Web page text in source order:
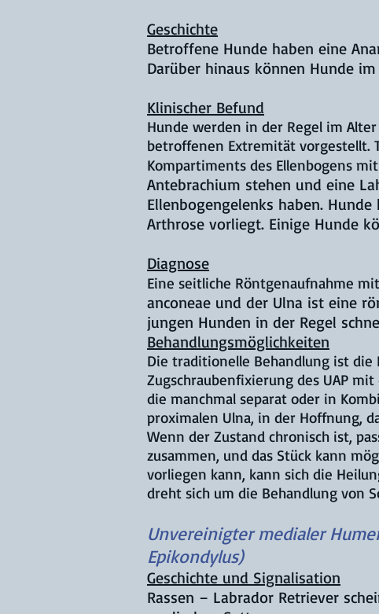
Geschichte
Betroffene Hunde haben eine
Darüber hinaus können Hunde
Klinischer Befund
Hunde werden in der Regel im
betroffenen Extremität vorgestellt.
Kompartiments des Ellenbogens
Antebrachium stehen und eine
Ellenbogengelenks haben.
Arthrose vorliegt. Einige Hunde
Diagnose
Eine seitliche Röntgenaufnahme
anconeae und der Ulna ist eine
jungen Hunden in der Regel
Behandlungsmöglichkeiten
Die traditionelle Behandlung ist die
Zugschraubenfixierung des UAP
die manchmal separat oder in
proximalen Ulna, in der Hoffnung,
Wenn der Zustand chronisch ist,
zusammen, und das Stück kann
vorliegen kann, kann sich die
dreht sich um die Behandlung von
Unvereinigter medialer
Epikondylus)
Geschichte und Signalisation
Rassen – Labrador Retriever